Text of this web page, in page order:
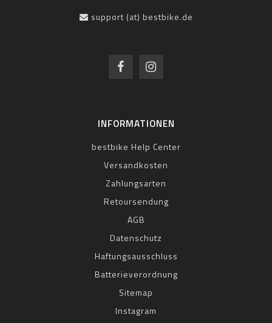
support (at) bestbike.de
INFORMATIONEN
bestbike Help Center
Versandkosten
Zahlungsarten
Retoursendung
AGB
Datenschutz
Haftungsausschluss
Batterieverordnung
Sitemap
Instagram